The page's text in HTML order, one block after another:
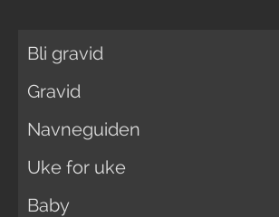
Bli gravid
Gravid
Navneguiden
Uke for uke
Baby